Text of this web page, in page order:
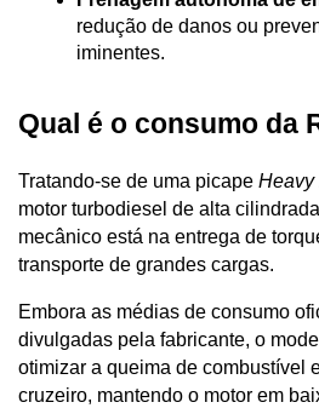
redução de danos ou
iminentes.
Qual é o consumo da
Tratando-se de uma picape Heavy
motor turbodiesel de alta
mecânico está na entrega de
transporte de grandes cargas.
Embora as médias de consumo
divulgadas pela fabricante, o
otimizar a queima de combustível
cruzeiro, mantendo o motor em